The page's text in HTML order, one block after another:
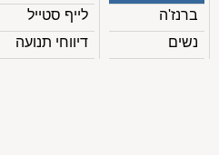
ברנז'ה
נשים
לייף סטייל
דיווחי תנועה